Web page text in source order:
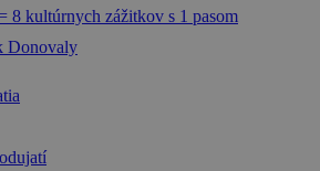
8 kultúrnych zážitkov s 1 pasom
Donovaly